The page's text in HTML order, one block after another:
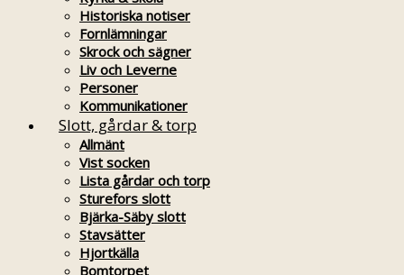
Historiska notiser
Fornlämningar
Skrock och sägner
Liv och Leverne
Personer
Kommunikationer
Slott, gårdar & torp
Allmänt
Vist socken
Lista gårdar och torp
Sturefors slott
Bjärka-Säby slott
Stavsätter
Hjortkälla
Bomtorpet